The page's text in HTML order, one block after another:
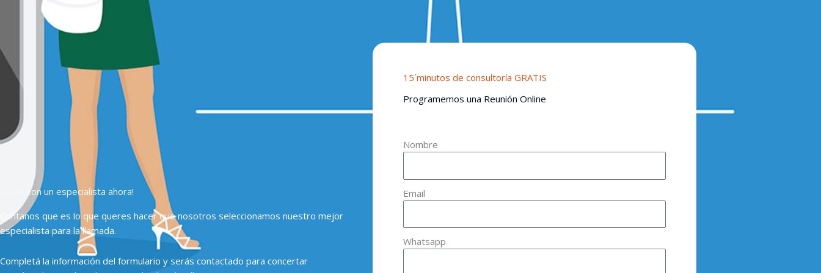
Hablá con un especialista ahora!
Contanos que es lo que queres hacer que nosotros seleccionamos nuestro mejor
especialista para la llamada.
Completá la información del formulario y serás contactado para concertar
15´minutos de consultoría GRATIS
Programemos una Reunión Online
Nombre
Email
Whatsapp